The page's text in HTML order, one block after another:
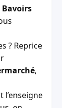
Bavoirs
? Reprice
,
l’enseigne